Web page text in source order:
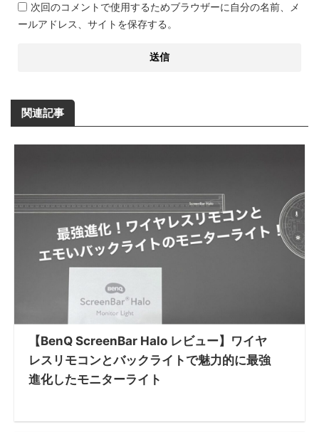
次回のコメントで使用するためブラウザーに自分の名前、メ
ールアドレス、サイトを保存する。
関連記事
【BenQ ScreenBar Halo レビュー】ワイヤ
レスリモコンとバックライトで魅力的に最強
進化したモニターライト